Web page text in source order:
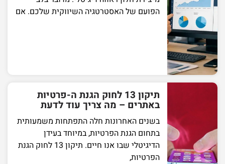
הפועם של האסטרטגיה השיווקית שלכם. אם
תיקון 13 לחוק הגנת ה-פרטיות
באתרים – מה צריך עוד לדעת
בשנים האחרונות חלה התפתחות משמעותית
בתחום הגנת הפרטיות, במיוחד בעידן
הדיגיטלי שבו אנו חיים. תיקון 13 לחוק הגנת
הפרטיות,